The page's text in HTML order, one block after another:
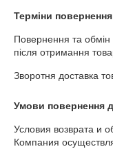
Терміни
Повернення та обмін
після отримання
Зворотня доставка
Умови повернення
Условия возврата и
Компания